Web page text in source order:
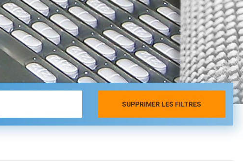
SUPPRIMER LES FILTRES